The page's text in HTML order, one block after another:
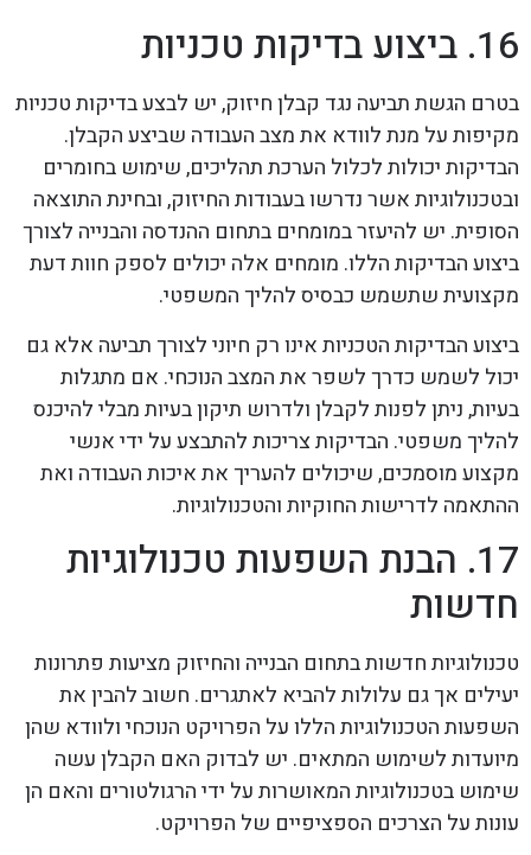
16. ביצוע בדיקות טכניות
בטרם הגשת תביעה נגד קבלן חיזוק, יש לבצע בדיקות טכניות
מקיפות על מנת לוודא את מצב העבודה שביצע הקבלן.
הבדיקות יכולות לכלול הערכת תהליכים, שימוש בחומרים
ובטכנולוגיות אשר נדרשו בעבודות החיזוק, ובחינת התוצאה
הסופית. יש להיעזר במומחים בתחום ההנדסה והבנייה לצורך
ביצוע הבדיקות הללו. מומחים אלה יכולים לספק חוות דעת
מקצועית שתשמש כבסיס להליך המשפטי.
ביצוע הבדיקות הטכניות אינו רק חיוני לצורך תביעה אלא גם
יכול לשמש כדרך לשפר את המצב הנוכחי. אם מתגלות
בעיות, ניתן לפנות לקבלן ולדרוש תיקון בעיות מבלי להיכנס
להליך משפטי. הבדיקות צריכות להתבצע על ידי אנשי
מקצוע מוסמכים, שיכולים להעריך את איכות העבודה ואת
ההתאמה לדרישות החוקיות והטכנולוגיות.
17. הבנת השפעות טכנולוגיות
חדשות
טכנולוגיות חדשות בתחום הבנייה והחיזוק מציעות פתרונות
יעילים אך גם עלולות להביא לאתגרים. חשוב להבין את
השפעות הטכנולוגיות הללו על הפרויקט הנוכחי ולוודא שהן
מיועדות לשימוש המתאים. יש לבדוק האם הקבלן עשה
שימוש בטכנולוגיות המאושרות על ידי הרגולטורים והאם הן
עונות על הצרכים הספציפיים של הפרויקט.